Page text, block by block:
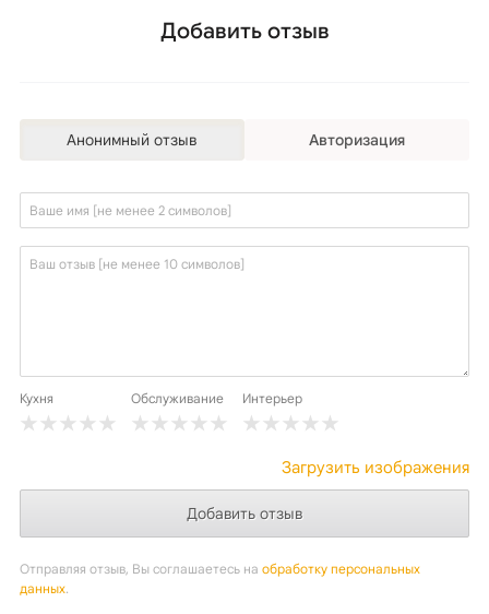
Добавить отзыв
Анонимный отзыв Авторизация
Кухня Обслуживание Интерьер
Загрузить изображения
Отправляя отзыв, Вы соглашаетесь на обработку персональных
данных.